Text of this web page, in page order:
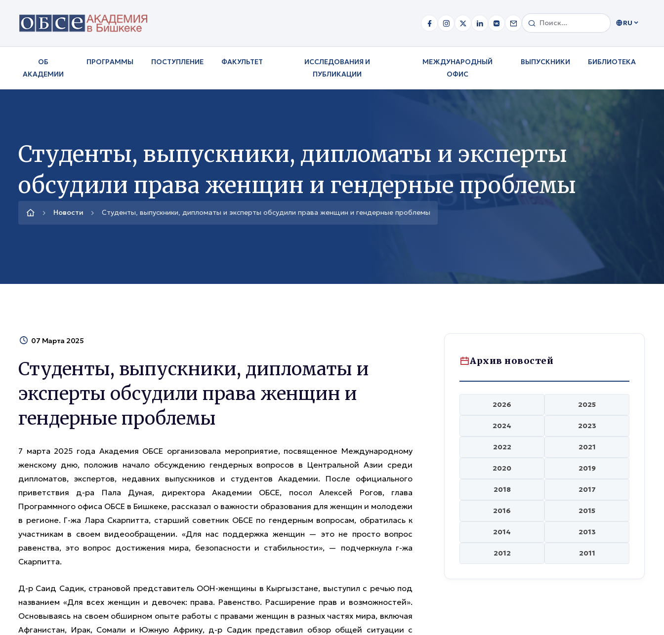
RU
ОБ
АКАДЕМИИ
ПРОГРАММЫ ПОСТУПЛЕНИЕ ФАКУЛЬТЕТ
ИССЛЕДОВАНИЯ И
ПУБЛИКАЦИИ
МЕЖДУНАРОДНЫЙ
ОФИС
ВЫПУСКНИКИ БИБЛИОТЕКА
Студенты, выпускники, дипломаты и эксперты
обсудили права женщин и гендерные проблемы
Новости Студенты, выпускники, дипломаты и эксперты обсудили права женщин и гендерные проблемы
07 Марта 2025
Студенты, выпускники, дипломаты и
эксперты обсудили права женщин и
гендерные проблемы
7 марта 2025 года Академия ОБСЕ организовала мероприятие, посвященное Международному
женскому дню, положив начало обсуждению гендерных вопросов в Центральной Азии среди
дипломатов, экспертов, недавних выпускников и студентов Академии. После официального
приветствия д-ра Пала Дуная, директора Академии ОБСЕ, посол Алексей Рогов, глава
Программного офиса ОБСЕ в Бишкеке, рассказал о важности образования для женщин и молодежи
в регионе. Г-жа Лара Скарпитта, старший советник ОБСЕ по гендерным вопросам, обратилась к
участникам в своем видеообращении. «Для нас поддержка женщин — это не просто вопрос
равенства, это вопрос достижения мира, безопасности и стабильности», — подчеркнула г-жа
Скарпитта.
Д-р Саид Садик, страновой представитель ООН-женщины в Кыргызстане, выступил с речью под
названием «Для всех женщин и девочек: права. Равенство. Расширение прав и возможностей».
Основываясь на своем обширном опыте работы с правами женщин в разных частях мира, включая
Афганистан, Ирак, Сомали и Южную Африку, д-р Садик представил обзор общей ситуации с
Архив новостей
2026 2025
2024 2023
2022 2021
2020 2019
2018 2017
2016 2015
2014 2013
2012 2011